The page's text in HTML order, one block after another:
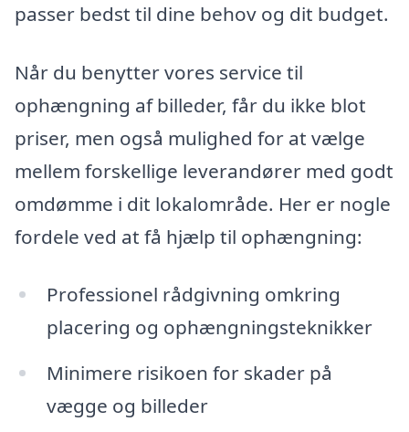
passer bedst til dine behov og dit budget.
Når du benytter vores service til
ophængning af billeder, får du ikke blot
priser, men også mulighed for at vælge
mellem forskellige leverandører med godt
omdømme i dit lokalområde. Her er nogle
fordele ved at få hjælp til ophængning:
Professionel rådgivning omkring
placering og ophængningsteknikker
Minimere risikoen for skader på
vægge og billeder